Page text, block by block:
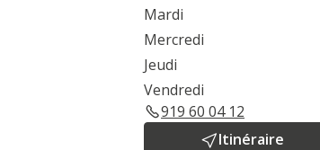
Mardi
Mercredi
Jeudi
Vendredi
919 60 04 12
Itinéraire